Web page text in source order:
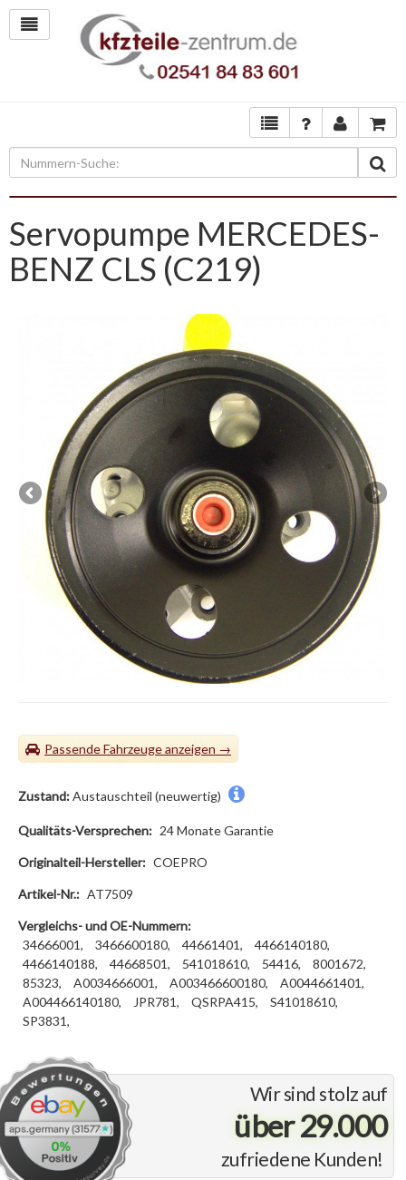
Servopumpe MERCEDES-
BENZ CLS (C219)
Passende Fahrzeuge
Wir sind stolz auf
über 29.000
zufriedene Kunden!
Zustand:Austauschteil (neuwertig)
Qualitäts-Versprechen: 24 Monate Garantie
Originalteil-Hersteller: COEPRO
Artikel-Nr.: AT7509
Vergleichs- und OE-Nummern:
34666001,
3466600180, 44661401,
4466140180,
4466140188,
44668501, 541018610, 54416,
8001672,
85323,
A0034666001, A003466600180,
A0044661401,
A004466140180,
JPR781, QSRPA415,
S41018610,
SP3831,